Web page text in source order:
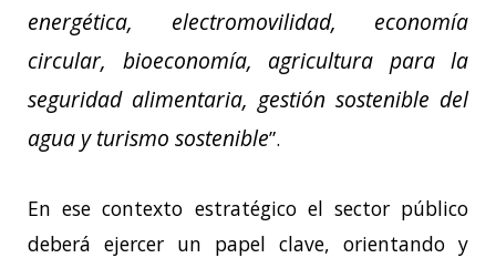
energética, electromovilidad, economía
circular, bioeconomía, agricultura para la
seguridad alimentaria, gestión sostenible del
agua y turismo sostenible”.
En ese contexto estratégico el sector público
deberá ejercer un papel clave, orientando y